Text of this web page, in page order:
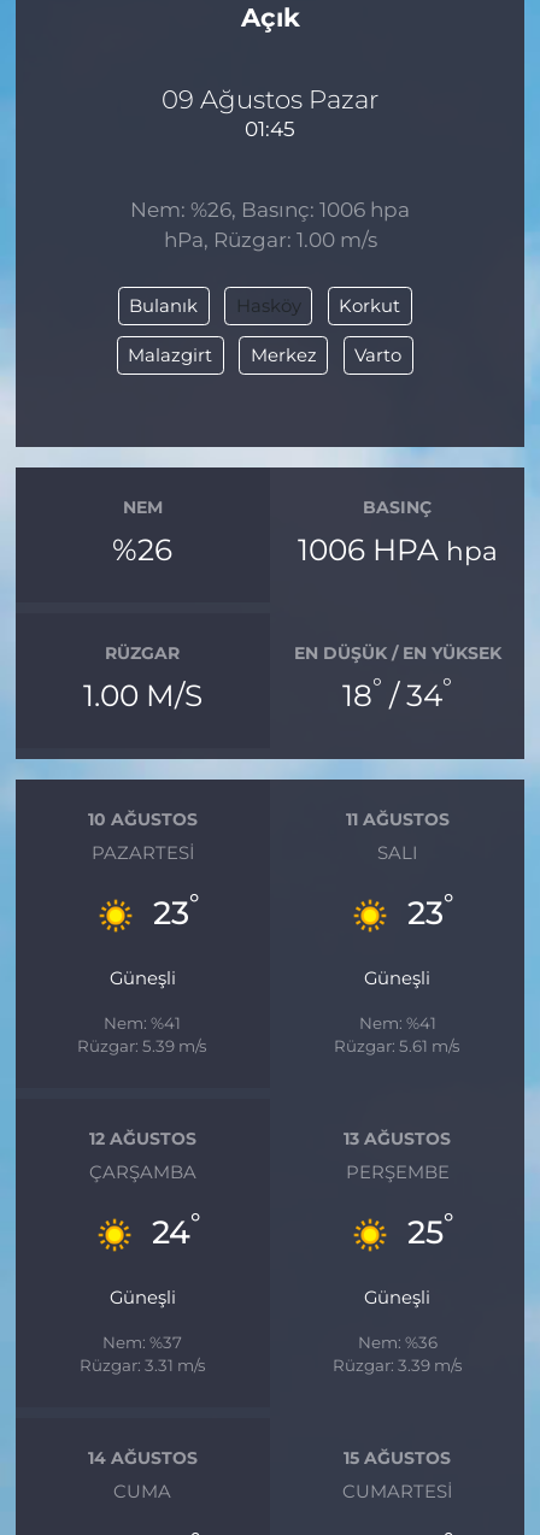
Açık
09 Ağustos Pazar
01:45
Nem: %26, Basınç: 1006 hpa
hPa, Rüzgar: 1.00 m/s
Bulanık Hasköy Korkut
Malazgirt Merkez Varto
NEM
%26
BASINÇ
1006 HPA hpa
RÜZGAR
1.00 M/S
EN DÜŞÜK / EN YÜKSEK
18° / 34°
10 AĞUSTOS
PAZARTESI
23°
Güneşli
Nem: %41
Rüzgar: 5.39 m/s
11 AĞUSTOS
SALI
23°
Güneşli
Nem: %41
Rüzgar: 5.61 m/s
12 AĞUSTOS
ÇARŞAMBA
24°
Güneşli
Nem: %37
Rüzgar: 3.31 m/s
13 AĞUSTOS
PERŞEMBE
25°
Güneşli
Nem: %36
Rüzgar: 3.39 m/s
14 AĞUSTOS
CUMA
15 AĞUSTOS
CUMARTESI